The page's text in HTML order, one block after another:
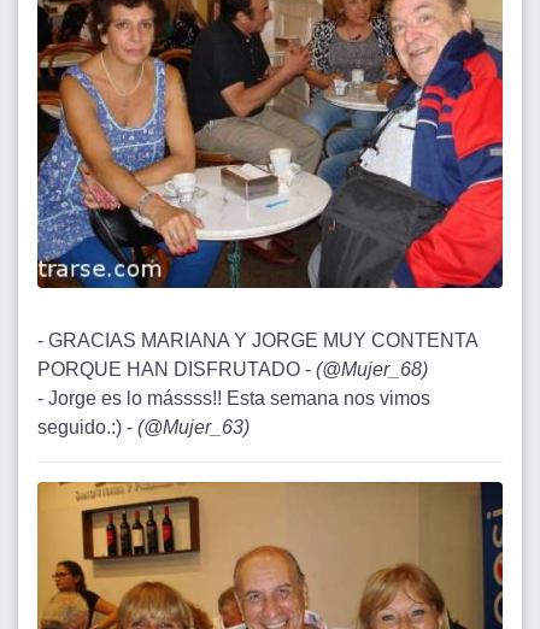
- GRACIAS MARIANA Y JORGE MUY CONTENTA
PORQUE HAN DISFRUTADO - (@Mujer_68)
- Jorge es lo mássss!! Esta semana nos vimos
seguido.:) - (@Mujer_63)